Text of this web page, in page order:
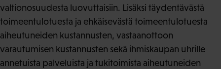
valtionosuudesta luovuttaisiin. Lisäksi täydentävästä
toimeentulotuesta ja ehkäisevästä toimeentulotuesta
aiheutuneiden kustannusten, vastaanottoon
varautumisen kustannusten sekä ihmiskaupan uhrille
annetuista palveluista ja tukitoimista aiheutuneiden